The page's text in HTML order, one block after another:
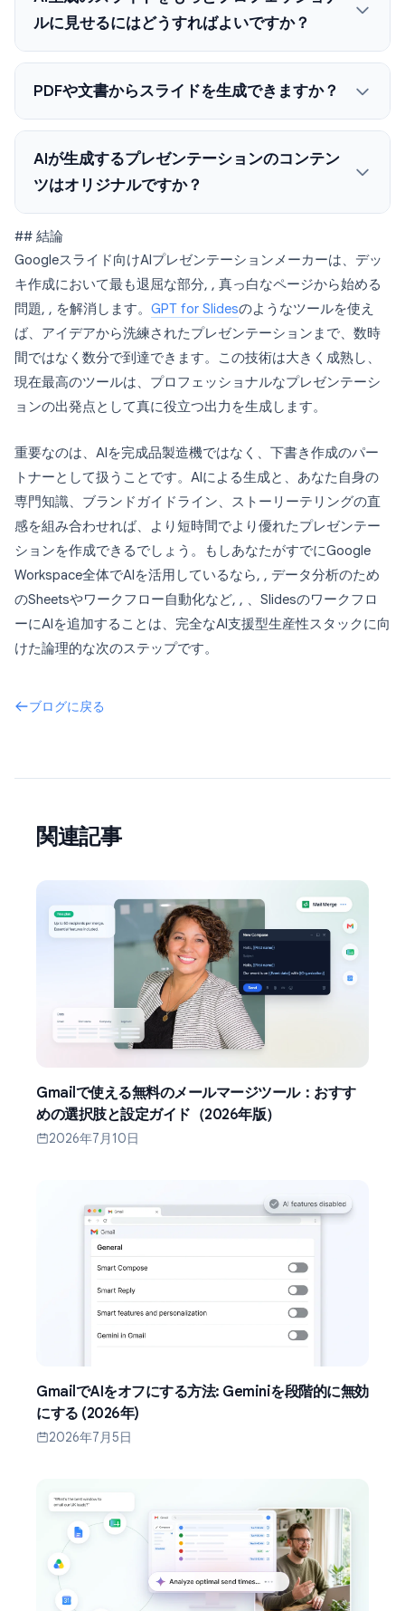
ルに見せるにはどうすればよいですか？
PDFや文書からスライドを生成できますか？
AIが生成するプレゼンテーションのコンテン
ツはオリジナルですか？
## 結論
Googleスライド向けAIプレゼンテーションメーカーは、デッ
キ作成において最も退屈な部分, , 真っ白なページから始める
問題, , を解消します。 GPT for Slidesのようなツールを使え
ば、アイデアから洗練されたプレゼンテーションまで、数時
間ではなく数分で到達できます。この技術は大きく成熟し、
現在最高のツールは、プロフェッショナルなプレゼンテーシ
ョンの出発点として真に役立つ出力を生成します。
重要なのは、AIを完成品製造機ではなく、下書き作成のパー
トナーとして扱うことです。AIによる生成と、あなた自身の
専門知識、ブランドガイドライン、ストーリーテリングの直
感を組み合わせれば、より短時間でより優れたプレゼンテー
ションを作成できるでしょう。もしあなたがすでにGoogle
Workspace全体でAIを活用しているなら, , データ分析のため
のSheetsやワークフロー自動化など, , 、Slidesのワークフロ
ーにAIを追加することは、完全なAI支援型生産性スタックに向
けた論理的な次のステップです。
ブログに戻る
関連記事
Gmailで使える無料のメールマージツール：おすす
めの選択肢と設定ガイド（2026年版）
2026年7月10日
GmailでAIをオフにする方法: Geminiを段階的に無効
にする (2026年)
2026年7月5日